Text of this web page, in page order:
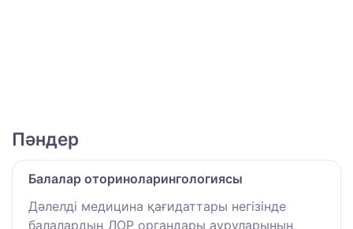
Пәндер
Балалар оториноларингологиясы
Дәлелді медицина қағидаттары негізінде
балалардың ЛОР органдары ауруларының